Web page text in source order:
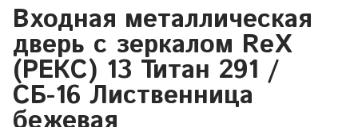
Входная металлическая
дверь с зеркалом RеX
(РЕКС) 13 Титан 291 /
СБ-16 Лиственница